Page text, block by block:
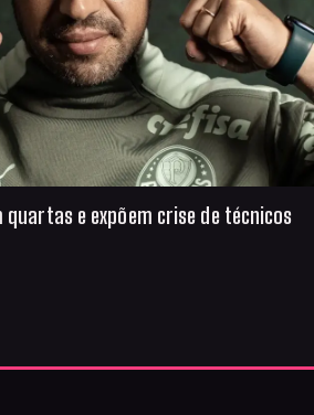
e expõem crise de técnicos